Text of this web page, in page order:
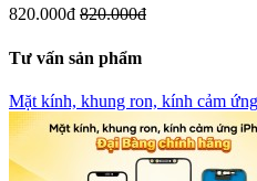
820.000đ 820.000đ
Tư vấn sản phẩm
Mặt kính, khung ron, kính cảm